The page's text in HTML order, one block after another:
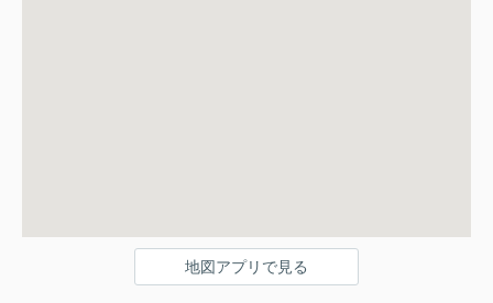
地図アプリで見る